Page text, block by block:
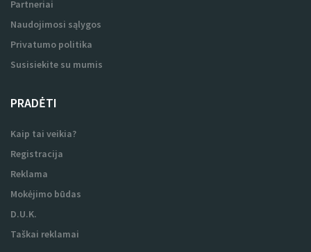
Partneriai
Naudojimosi sąlygos
Privatumo politika
Susisiekite su mumis
PRADĖTI
Kaip tai veikia?
Registracija
Reklama
Mokėjimo būdas
D.U.K.
Taškai reklamai